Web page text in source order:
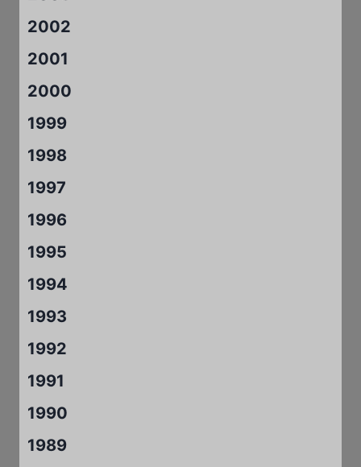
2002
2001
2000
1999
1998
1997
1996
1995
1994
1993
1992
1991
1990
1989